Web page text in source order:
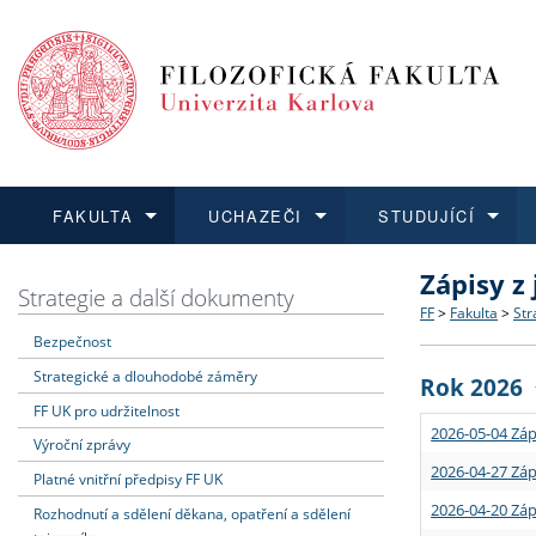
FAKULTA
Dozvědět se více
Struktura
Strategie
Podpora
UCHAZEČI
Podat přihlášku
Co
Učitelské
STUDUJÍCÍ
Dozvědět se více
Rigorózní
Dozvědět se více
O vědě a
Granty a
Dozvědět se více
Aktuální
Strategie a další dokumenty
Bezpečnost
Strategické a dlouhodobé záměry
FF UK pro udržitelnost
Výroční zprávy
Platné vnitřní předpisy FF UK
Rozhodnutí a sdělení děkana, opatření a sdělení
Zápisy
FF > Fakulta >
Rok 2026
2026-05-04
2026-04-27
2026-04-20